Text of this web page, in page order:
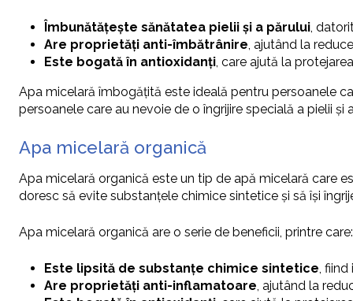
Îmbunătățește sănătatea pielii și a părului,
Are proprietăți anti-îmbătrânire, ajutând la
Este bogată în antioxidanți, care ajută la
Apa micelară îmbogățită este ideală pentru persoanele
persoanele care au nevoie de o îngrijire specială a pielii și
Apa micelară organică
Apa micelară organică este un tip de apă micelară care
doresc să evite substanțele chimice sintetice și să își
Apa micelară organică are o serie de beneficii, printre care:
Este lipsită de substanțe chimice sintetice, fiind
Are proprietăți anti-inflamatoare, ajutând la